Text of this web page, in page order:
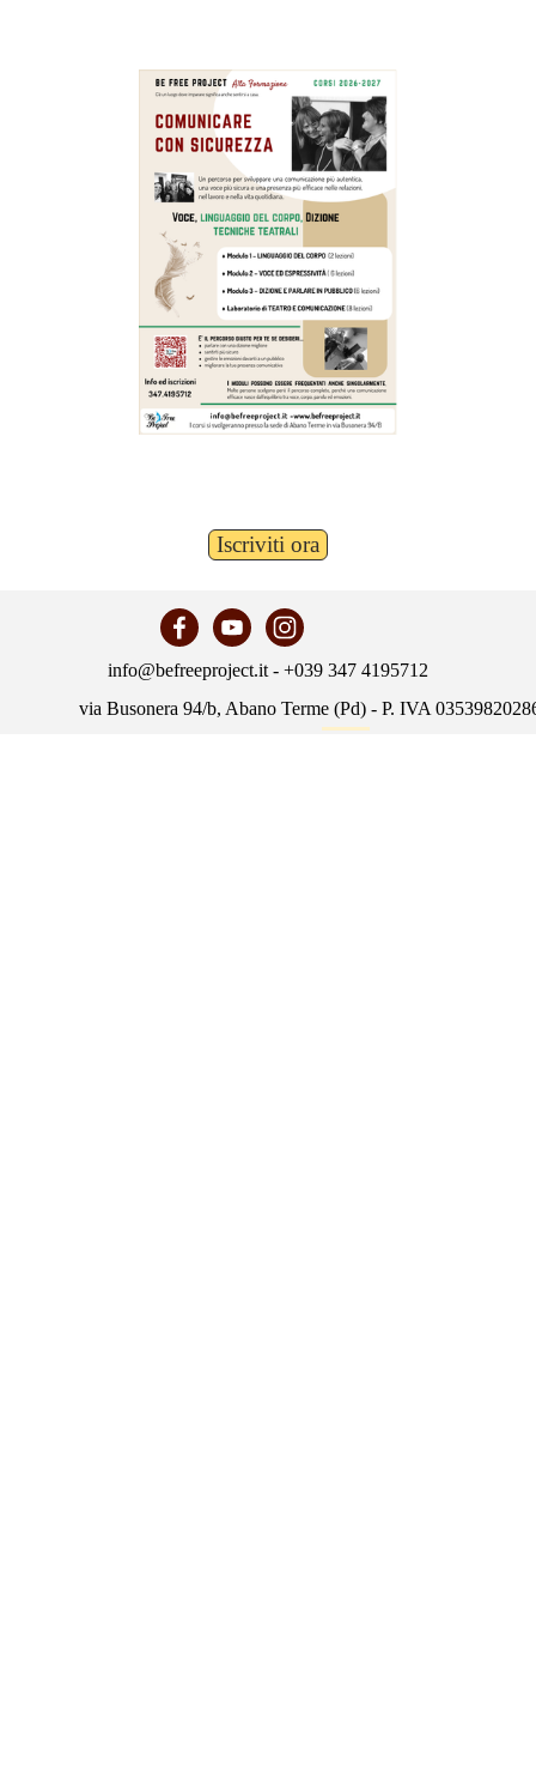
Iscriviti ora
info@befreeproject.it - +039 347 4195712
via Busonera 94/b, Abano Terme (Pd) - P. IVA
Policy